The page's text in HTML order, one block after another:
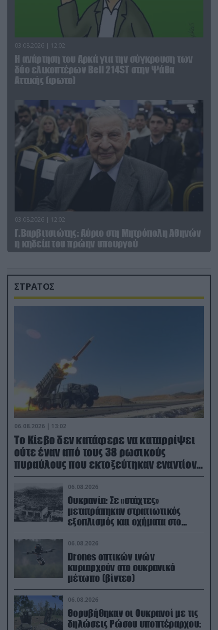
03.08.2026 | 12:02
Η ανάρτηση του Αρκά για την σύγκρουση των
δύο ελικοπτέρων Bell 214ST στην Ψάθα
Αττικής (φωτο)
03.08.2026 | 12:02
Γ.Βαρβιτσιώτης: Aύριο στη Μητρόπολη Αθηνών
η κηδεία του πρώην υπουργού
ΣΤΡΑΤΟΣ
06.08.2026 | 13:02
Το Κίεβο δεν κατάφερε να καταρρίψει
ούτε έναν από τους 38 ρωσικούς
πυραύλους που εκτοξεύτηκαν εναντίον
του
06.08.2026
Ουκρανία: Σε «στάχτες»
μετατράπηκαν στρατιωτικός
εξοπλισμός και οχήματα στο
Κίεβο μετά από ρωσικά
πλήγματα (βίντεο)
06.08.2026
Drones οπτικών ινών
κυριαρχούν στο ουκρανικό
μέτωπο (βίντεο)
06.08.2026
Θορυβήθηκαν οι Ουκρανοί με τις
δηλώσεις Ρώσου υποπτέραρχου: